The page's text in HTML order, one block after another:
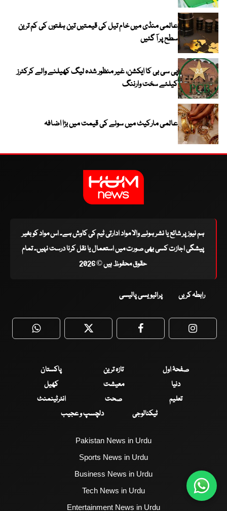
عالمی منڈی میں خام تیل کی قیمتیں تین ہفتوں کی کم ترین
سطح پر آ گئیں
پی سی بی کا ایکشن، غیر منظور شدہ لیگ کھیلنے والے کرکٹرز
کیلئے سخت وارننگ
عالمی مارکیٹ میں سونے کی قیمت میں بڑا اضافہ
ہم نیوز پر شائع یا نشر ہونے والا مواد ادارتی ٹیم کی کاوش ہے۔ اس مواد کو بغیر
پیشگی اجازت کسی بھی صورت میں استعمال یا نقل کرنا درست نہیں۔ تمام
حقوق محفوظ ہیں © 2026
رابطہ کریں پرائیویسی پالیسی
WhatsApp Twitter Facebook
صفحۂ اول تازہ ترین
پاکستان
دنیا
معیشت
کھیل
تعلیم
صحت
انٹرٹینمنٹ
ٹیکنالوجی
دلچسپ و عجیب
Pakistan News in Urdu
Sports News in Urdu
Business News in Urdu
Tech News in Urdu
Entertainment News in Urdu